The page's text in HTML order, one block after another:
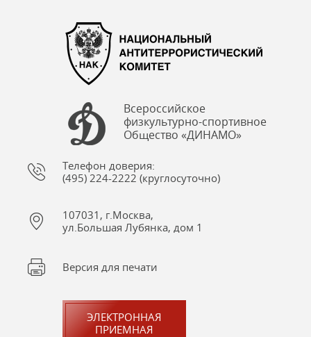
Всероссийское
физкультурно-спортивное
Общество «ДИНАМО»
Телефон доверия:
(495) 224-2222 (круглосуточно)
107031, г.Москва,
ул.Большая Лубянка, дом 1
Версия для печати
ЭЛЕКТРОННАЯ
ПРИЕМНАЯ